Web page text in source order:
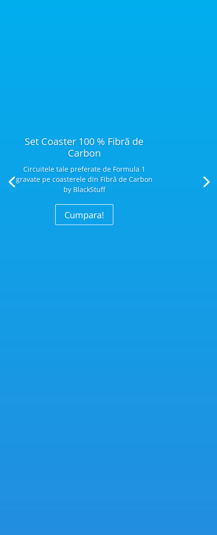
Set Coaster 100 % Fibră de
Carbon
Circuitele tale preferate de Formula 1
gravate pe coasterele din Fibră de Carbon
by BlackStuff
Cumpara!